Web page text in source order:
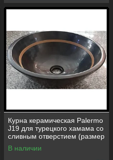
Курна керамическая Palermo
J19 для турецкого хамама со
сливным отверстием (размер
= 425 мм)
В наличии